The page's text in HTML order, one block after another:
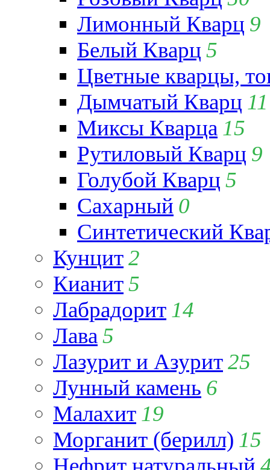
Лимонный Кварц 9
Белый Кварц 5
Цветные кварцы,
Дымчатый Кварц 11
Миксы Кварца 15
Рутиловый Кварц 9
Голубой Кварц 5
Сахарный 0
Синтетический
Кунцит2
Кианит5
Лабрадорит 14
Лава 5
Лазурит и Азурит25
Лунный камень 6
Малахит 19
Морганит (берилл) 15